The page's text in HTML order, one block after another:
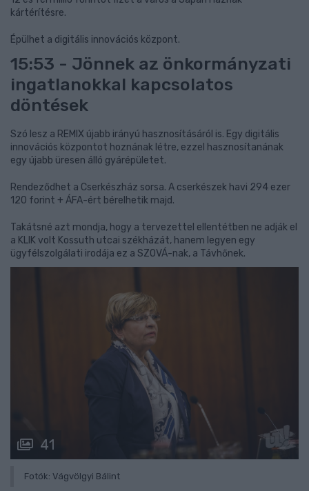
kártérítésre.
Épülhet a digitális innovációs központ.
15:53 - Jönnek az önkormányzati
ingatlanokkal kapcsolatos
döntések
Szó lesz a REMIX újabb irányú hasznosításáról is. Egy digitális
innovációs központot hoznának létre, ezzel hasznosítanának
egy újabb üresen álló gyárépületet.
Rendeződhet a Cserkészház sorsa. A cserkészek havi 294 ezer
120 forint + ÁFA-ért bérelhetik majd.
Takátsné azt mondja, hogy a tervezettel ellentétben ne adják el
a KLIK volt Kossuth utcai székházát, hanem legyen egy
ügyfélszolgálati irodája ez a SZOVÁ-nak, a Távhőnek.
41
Fotók: Vágvölgyi Bálint